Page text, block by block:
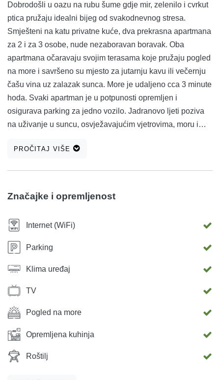
Dobrodošli u oazu na rubu šume gdje mir, zelenilo i cvrkut
ptica pružaju idealni bijeg od svakodnevnog stresa.
Smješteni na katu privatne kuće, dva prekrasna apartmana
za 2 i za 3 osobe, nude nezaboravan boravak. Oba
apartmana očaravaju svojim terasama koje pružaju pogled
na more i savršeno su mjesto za jutarnju kavu ili večernju
čašu vina uz zalazak sunca. More je udaljeno cca 3 minute
hoda. Svaki apartman je u potpunosti opremljen i
osigurava parking za jedno vozilo. Jadranovo ljeti poziva
na uživanje u suncu, osvježavajućim vjetrovima, moru i
nezaboravne fotografije. Ovo malo mjesto budi se uz
slastičarnica, caffe barova i događanja koja dodatno
obogaćuju vaš boravak. Ovo je vrijeme kada Jadranovo
oživi, nudeći nezaboravno iskustvo ljeta uz more.
DOBRODOŠLI!
PROČITAJ VIŠE
Značajke i opremljenost
Internet (WiFi)
Parking
Klima uređaj
TV
Pogled na more
Opremljena kuhinja
Roštilj